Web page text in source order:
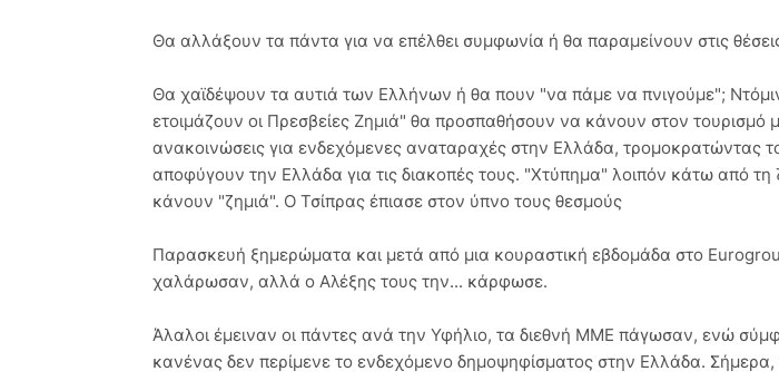
Θα αλλάξουν τα πάντα για να επέλθει συμφωνία ή θα παραμείνουν στις
Θα χαϊδέψουν τα αυτιά των Ελλήνων ή θα πουν "να πάμε να πνιγούμε";
ετοιμάζουν οι Πρεσβείες Ζημιά" θα προσπαθήσουν να κάνουν στον τουρισμό
ανακοινώσεις για ενδεχόμενες αναταραχές στην Ελλάδα, τρομοκρατώντας
αποφύγουν την Ελλάδα για τις διακοπές τους. "Χτύπημα" λοιπόν κάτω από
κάνουν "ζημιά". Ο Τσίπρας έπιασε στον ύπνο τους θεσμούς
Παρασκευή ξημερώματα και μετά από μια κουραστική εβδομάδα στο
χαλάρωσαν, αλλά ο Αλέξης τους την... κάρφωσε.
Άλαλοι έμειναν οι πάντες ανά την Υφήλιο, τα διεθνή ΜΜΕ πάγωσαν, ενώ
κανένας δεν περίμενε το ενδεχόμενο δημοψηφίσματος στην Ελλάδα.